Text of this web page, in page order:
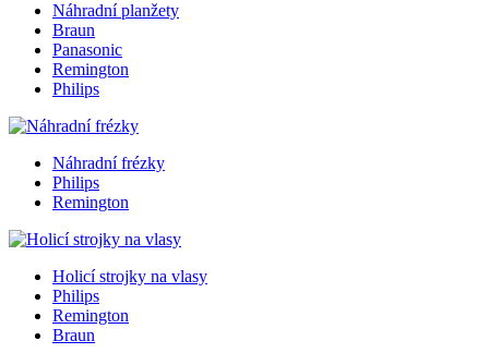
Náhradní planžety
Braun
Panasonic
Remington
Philips
Náhradní frézky
Philips
Remington
Holicí strojky na vlasy
Philips
Remington
Braun